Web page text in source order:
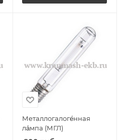
Металлогалоге́нная
ла́мпа (МГЛ)